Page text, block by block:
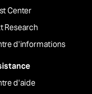
Center
Research
d'informations
d'aide